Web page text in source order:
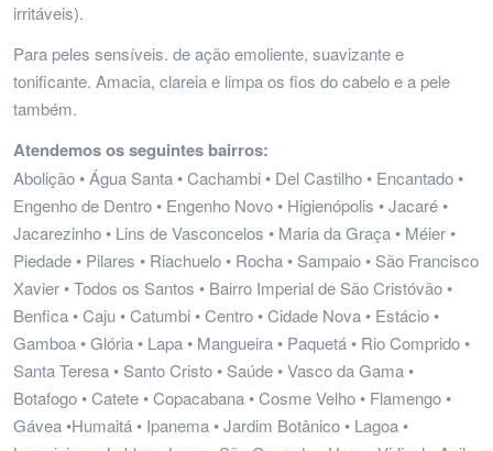
irritáveis).
Para peles sensíveis. de ação emoliente, suavizante e
tonificante. Amacia, clareia e limpa os fios do cabelo e a pele
também.
Atendemos os seguintes bairros:
Abolição • Água Santa • Cachambi • Del Castilho • Encantado •
Engenho de Dentro • Engenho Novo • Higienópolis • Jacaré •
Jacarezinho • Lins de Vasconcelos • Maria da Graça • Méier •
Piedade • Pilares • Riachuelo • Rocha • Sampaio • São Francisco
Xavier • Todos os Santos • Bairro Imperial de São Cristóvão •
Benfica • Caju • Catumbi • Centro • Cidade Nova • Estácio •
Gamboa • Glória • Lapa • Mangueira • Paquetá • Rio Comprido •
Santa Teresa • Santo Cristo • Saúde • Vasco da Gama •
Botafogo • Catete • Copacabana • Cosme Velho • Flamengo •
Gávea •Humaitá • Ipanema • Jardim Botânico • Lagoa •